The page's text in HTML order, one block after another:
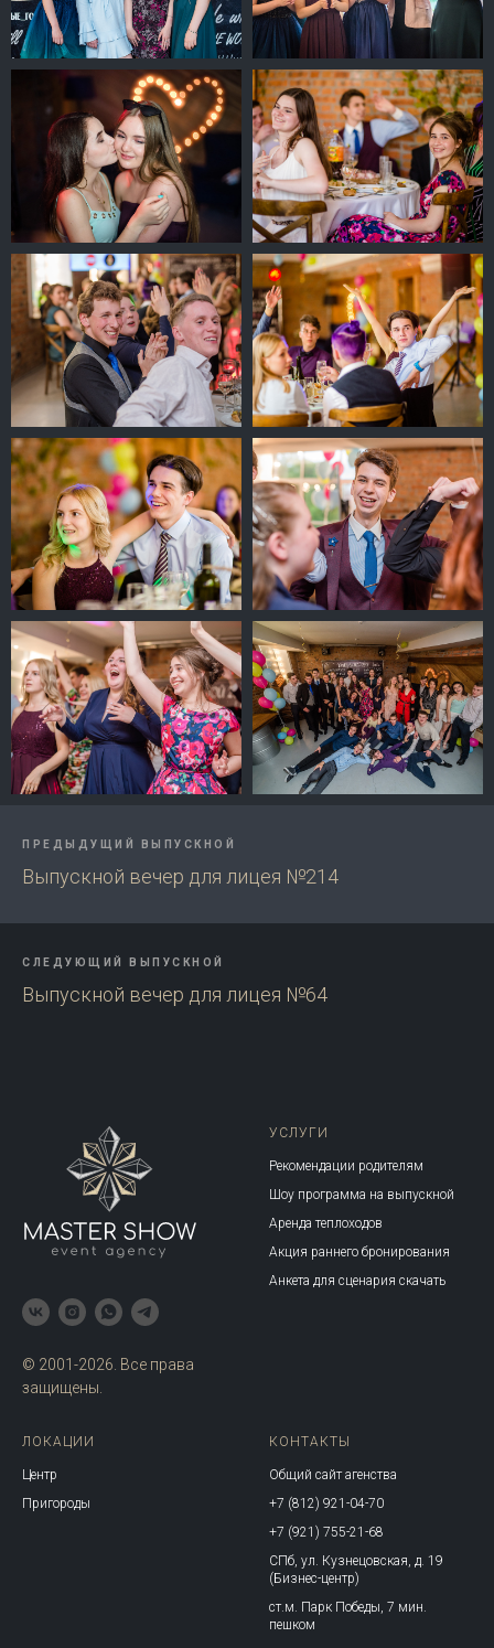
ПРЕДЫДУЩИЙ ВЫПУСКНОЙ
Выпускной вечер для лицея №214
СЛЕДУЮЩИЙ ВЫПУСКНОЙ
Выпускной вечер для лицея №64
© 2001-2026. Все права
защищены.
УСЛУГИ
Рекомендации родителям
Шоу программа на выпускной
Аренда теплоходов
Акция раннего бронирования
Анкета для сценария скачать
ЛОКАЦИИ
Центр
Пригороды
КОНТАКТЫ
Общий сайт агенства
+7 (812) 921-04-70
+7 (921) 755-21-68
СПб, ул. Кузнецовская, д. 19
(Бизнес-центр)
ст.м. Парк Победы, 7 мин.
пешком